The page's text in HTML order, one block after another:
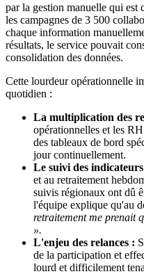
par la gestion manuelle qui
les campagnes de 3 500
chaque information
résultats, le service pouvait
consolidation des données.
Cette lourdeur opérationnelle
quotidien :
La multiplication des
opérationnelles et les
des tableaux de bord
jour continuellement.
Le suivi des
et au retraitement
suivis régionaux ont dû
l'équipe explique qu'au
retraitement me prenait
».
L'enjeu des relances :
de la participation et
lourd et difficilement